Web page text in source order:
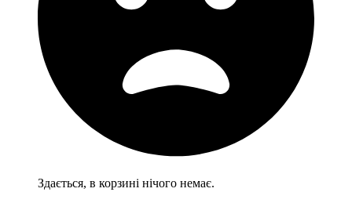
Здається, в корзині нічого немає.